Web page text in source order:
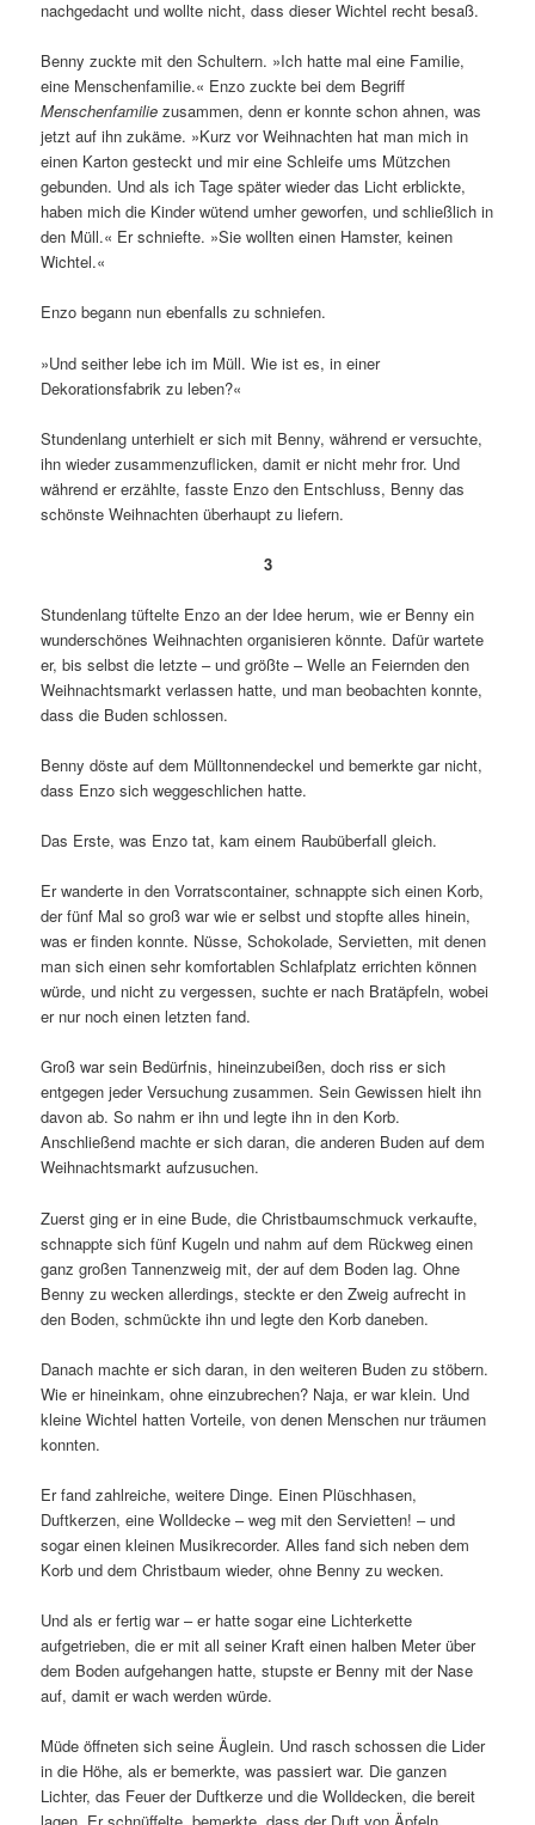
nachgedacht und wollte nicht, dass dieser Wichtel recht besaß.
Benny zuckte mit den Schultern. »Ich hatte mal eine Familie,
eine Menschenfamilie.« Enzo zuckte bei dem Begriff
Menschenfamilie zusammen, denn er konnte schon ahnen, was
jetzt auf ihn zukäme. »Kurz vor Weihnachten hat man mich in
einen Karton gesteckt und mir eine Schleife ums Mützchen
gebunden. Und als ich Tage später wieder das Licht erblickte,
haben mich die Kinder wütend umher geworfen, und schließlich in
den Müll.« Er schniefte. »Sie wollten einen Hamster, keinen
Wichtel.«
Enzo begann nun ebenfalls zu schniefen.
»Und seither lebe ich im Müll. Wie ist es, in einer
Dekorationsfabrik zu leben?«
Stundenlang unterhielt er sich mit Benny, während er versuchte,
ihn wieder zusammenzuflicken, damit er nicht mehr fror. Und
während er erzählte, fasste Enzo den Entschluss, Benny das
schönste Weihnachten überhaupt zu liefern.
3
Stundenlang tüftelte Enzo an der Idee herum, wie er Benny ein
wunderschönes Weihnachten organisieren könnte. Dafür wartete
er, bis selbst die letzte – und größte – Welle an Feiernden den
Weihnachtsmarkt verlassen hatte, und man beobachten konnte,
dass die Buden schlossen.
Benny döste auf dem Mülltonnendeckel und bemerkte gar nicht,
dass Enzo sich weggeschlichen hatte.
Das Erste, was Enzo tat, kam einem Raubüberfall gleich.
Er wanderte in den Vorratscontainer, schnappte sich einen Korb,
der fünf Mal so groß war wie er selbst und stopfte alles hinein,
was er finden konnte. Nüsse, Schokolade, Servietten, mit denen
man sich einen sehr komfortablen Schlafplatz errichten können
würde, und nicht zu vergessen, suchte er nach Bratäpfeln, wobei
er nur noch einen letzten fand.
Groß war sein Bedürfnis, hineinzubeißen, doch riss er sich
entgegen jeder Versuchung zusammen. Sein Gewissen hielt ihn
davon ab. So nahm er ihn und legte ihn in den Korb.
Anschließend machte er sich daran, die anderen Buden auf dem
Weihnachtsmarkt aufzusuchen.
Zuerst ging er in eine Bude, die Christbaumschmuck verkaufte,
schnappte sich fünf Kugeln und nahm auf dem Rückweg einen
ganz großen Tannenzweig mit, der auf dem Boden lag. Ohne
Benny zu wecken allerdings, steckte er den Zweig aufrecht in
den Boden, schmückte ihn und legte den Korb daneben.
Danach machte er sich daran, in den weiteren Buden zu stöbern.
Wie er hineinkam, ohne einzubrechen? Naja, er war klein. Und
kleine Wichtel hatten Vorteile, von denen Menschen nur träumen
konnten.
Er fand zahlreiche, weitere Dinge. Einen Plüschhasen,
Duftkerzen, eine Wolldecke – weg mit den Servietten! – und
sogar einen kleinen Musikrecorder. Alles fand sich neben dem
Korb und dem Christbaum wieder, ohne Benny zu wecken.
Und als er fertig war – er hatte sogar eine Lichterkette
aufgetrieben, die er mit all seiner Kraft einen halben Meter über
dem Boden aufgehangen hatte, stupste er Benny mit der Nase
auf, damit er wach werden würde.
Müde öffneten sich seine Äuglein. Und rasch schossen die Lider
in die Höhe, als er bemerkte, was passiert war. Die ganzen
Lichter, das Feuer der Duftkerze und die Wolldecken, die bereit